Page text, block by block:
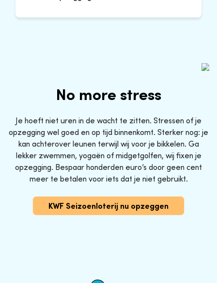
No more stress
Je hoeft niet uren in de wacht te zitten. Stressen of je
opzegging wel goed en op tijd binnenkomt. Sterker nog: je
kan achterover leunen terwijl wij voor je bikkelen. Ga
lekker zwemmen, yogaën of midgetgolfen, wij fixen je
opzegging. Bespaar honderden euro’s door geen cent
meer te betalen voor iets dat je niet gebruikt.
KWF Seizoenloterij nu opzeggen